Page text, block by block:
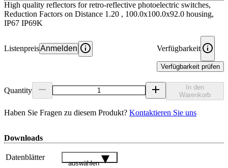
High quality reflectors for retro-reflective photoelectric switches,
Reduction Factors on Distance 1.20 , 100.0x100.0x92.0 housing,
IP67 IP69K
ListenpreisAnmelden Verfügbarkeit
Verfügbarkeit prüfen
Quantity
In den
Warenkorb
Haben Sie Fragen zu diesem Produkt? Kontaktieren Sie uns
Downloads
Datenblätter
auswählen